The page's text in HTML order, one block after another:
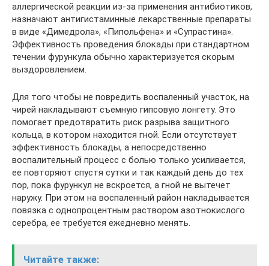
аллергической реакции из-за применения антибиотиков,
назначают антигистаминные лекарственные препараты
в виде «Димедрола», «Пипольфена» и «Супрастина».
Эффективность проведения блокады при стандартном
течении фурункула обычно характеризуется скорым
выздоровлением.
Для того чтобы не повредить воспаленный участок, на
чирей накладывают съемную гипсовую лонгету. Это
помогает предотвратить риск разрыва защитного
кольца, в котором находится гной. Если отсутствует
эффективность блокады, а непосредственно
воспалительный процесс с болью только усиливается,
ее повторяют спустя сутки и так каждый день до тех
пор, пока фурункул не вскроется, а гной не вытечет
наружу. При этом на воспаленный район накладывается
повязка с однопроцентным раствором азотнокислого
серебра, ее требуется ежедневно менять.
Читайте также: